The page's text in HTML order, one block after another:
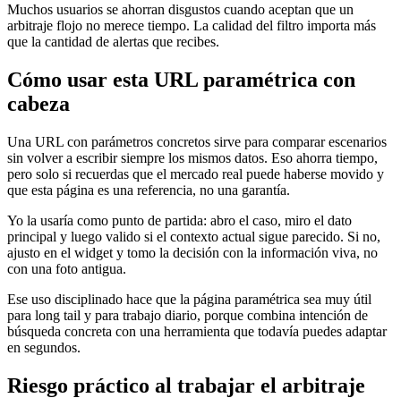
Muchos usuarios se ahorran disgustos cuando aceptan que un
arbitraje flojo no merece tiempo. La calidad del filtro importa más
que la cantidad de alertas que recibes.
Cómo usar esta URL paramétrica con
cabeza
Una URL con parámetros concretos sirve para comparar escenarios
sin volver a escribir siempre los mismos datos. Eso ahorra tiempo,
pero solo si recuerdas que el mercado real puede haberse movido y
que esta página es una referencia, no una garantía.
Yo la usaría como punto de partida: abro el caso, miro el dato
principal y luego valido si el contexto actual sigue parecido. Si no,
ajusto en el widget y tomo la decisión con la información viva, no
con una foto antigua.
Ese uso disciplinado hace que la página paramétrica sea muy útil
para long tail y para trabajo diario, porque combina intención de
búsqueda concreta con una herramienta que todavía puedes adaptar
en segundos.
Riesgo práctico al trabajar el arbitraje